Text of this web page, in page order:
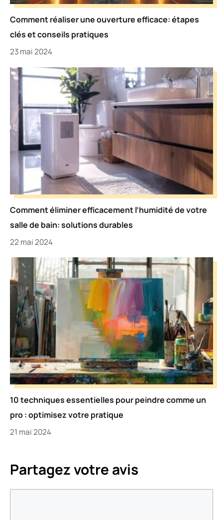
Comment réaliser une ouverture efficace: étapes
clés et conseils pratiques
23 mai 2024
Comment éliminer efficacement l’humidité de votre
salle de bain: solutions durables
22 mai 2024
10 techniques essentielles pour peindre comme un
pro : optimisez votre pratique
21 mai 2024
Partagez votre avis